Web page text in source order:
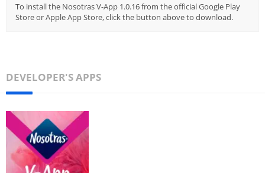
To install the Nosotras V-App 1.0.16 from the official Google Play
Store or Apple App Store, click the button above to download.
DEVELOPER'S APPS